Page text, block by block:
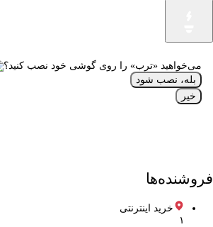
می‌خواهید «ترب» را روی گوشی خود نصب کنید؟
بله، نصب شود
خیر
فروشنده‌ها
خرید اینترنتی
۱